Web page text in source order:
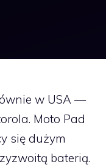
w USA —
Moto Pad
się dużym
baterią.